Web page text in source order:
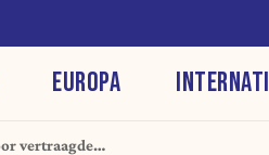
EUROPA
vertraagde